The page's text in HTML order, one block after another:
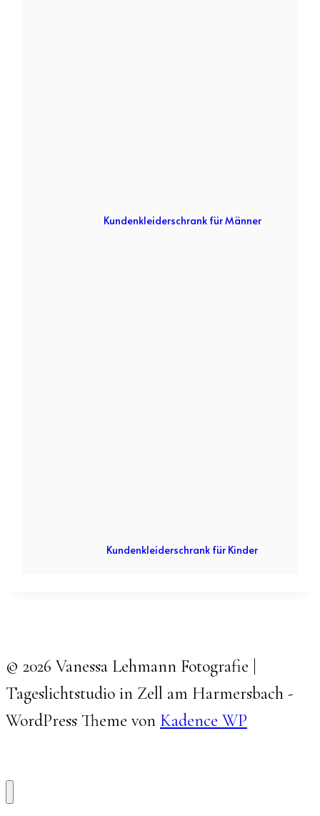
Kundenkleiderschrank für Kinder
Kundenkleiderschrank für Männer
© 2026 Vanessa Lehmann Fotografie |
Tageslichtstudio in Zell am Harmersbach -
WordPress Theme von Kadence WP